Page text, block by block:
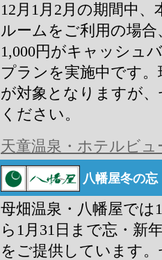
12月1月2月の期間中
ルームをご利用の場合
1,000円がキャッシュ
プランを実施中です
が対象となりますが
ください。
天童温泉・ホテルビ
八幡屋冬の
母畑温泉・八幡屋では
ら1月31日まで忘・新
をご提供しています